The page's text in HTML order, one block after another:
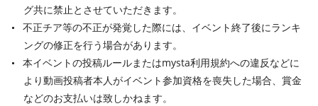
グ共に禁止とさせていただきます。
不正チア等の不正が発覚した際には、イベント終了後にランキ
ングの修正を行う場合があります。
本イベントの投稿ルールまたはmysta利用規約への違反などに
より動画投稿者本人がイベント参加資格を喪失した場合、賞金
などのお支払いは致しかねます。